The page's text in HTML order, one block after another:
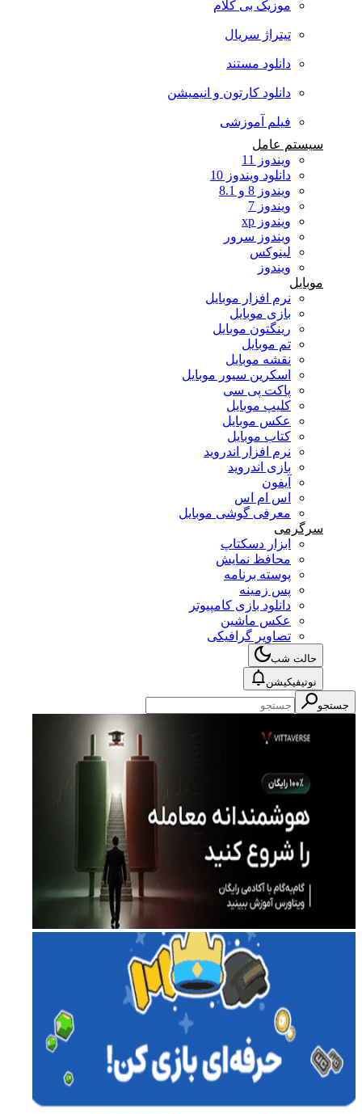
موزیک بی کلام
تیتراژ سریال
دانلود مستند
دانلود کارتون و انیمیشن
فیلم آموزشی
سیستم عامل
ویندوز 11
دانلود ویندوز 10
ویندوز 8 و 8.1
ویندوز 7
ویندوز xp
ویندوز سرور
لینوکس
ویندوز
موبایل
نرم افزار موبایل
بازی موبایل
رینگتون موبایل
تم موبایل
نقشه موبایل
اسکرین سیور موبایل
پاکت پی سی
کلیپ موبایل
عکس موبایل
کتاب موبایل
نرم افزار اندروید
بازی اندروید
آیفون
اس ام اس
معرفی گوشی موبایل
سرگرمی
ابزار دسکتاپ
محافظ نمایش
پوسته برنامه
پس زمینه
دانلود بازی کامپیوتر
عکس ماشین
تصاویر گرافیکی
حالت شب
نوتیفیکیشن
جستجو